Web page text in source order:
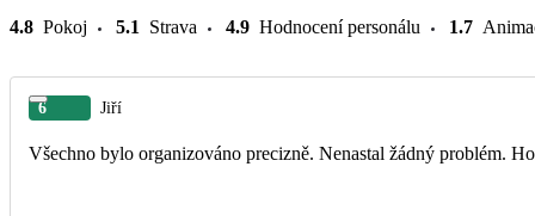
4.8 Pokoj 5.1 Strava 4.9 Hodnocení personálu 1.7
6 Jiří
Všechno bylo organizováno precizně. Nenastal žádný problém.